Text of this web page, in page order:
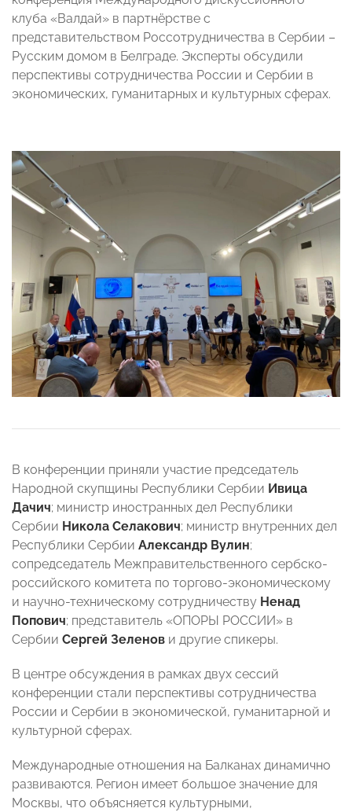
клуба «Валдай» в партнёрстве с
представительством Россотрудничества в Сербии –
Русским домом в Белграде. Эксперты обсудили
перспективы сотрудничества России и Сербии в
экономических, гуманитарных и культурных сферах.
В конференции приняли участие председатель
Народной скупщины Республики Сербии Ивица
Дачич; министр иностранных дел Республики
Сербии Никола Селакович; министр внутренних дел
Республики Сербии Александр Вулин;
сопредседатель Межправительственного сербско-
российского комитета по торгово-экономическому
и научно-техническому сотрудничеству Ненад
Попович; представитель «ОПОРЫ РОССИИ» в
Сербии Сергей Зеленов и другие спикеры.
В центре обсуждения в рамках двух сессий
конференции стали перспективы сотрудничества
России и Сербии в экономической, гуманитарной и
культурной сферах.
Международные отношения на Балканах динамично
развиваются. Регион имеет большое значение для
Москвы, что объясняется культурными,